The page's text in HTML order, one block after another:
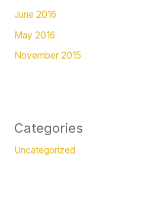
June 2016
May 2016
November 2015
Categories
Uncategorized